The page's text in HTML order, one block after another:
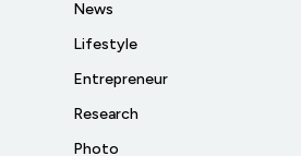
News
Lifestyle
Entrepreneur
Research
Photo